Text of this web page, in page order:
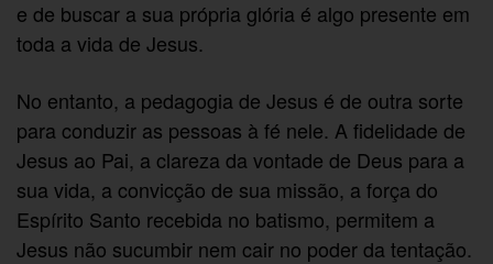
e de buscar a sua própria glória é algo presente em
toda a vida de Jesus.
No entanto, a pedagogia de Jesus é de outra sorte
para conduzir as pessoas à fé nele. A fidelidade de
Jesus ao Pai, a clareza da vontade de Deus para a
sua vida, a convicção de sua missão, a força do
Espírito Santo recebida no batismo, permitem a
Jesus não sucumbir nem cair no poder da tentação.